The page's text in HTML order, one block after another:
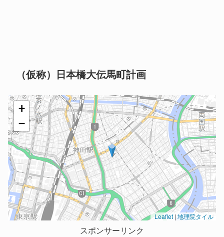
（仮称）日本橋大伝馬町計画
+
−
Leaflet | 地理院タイル
スポンサーリンク